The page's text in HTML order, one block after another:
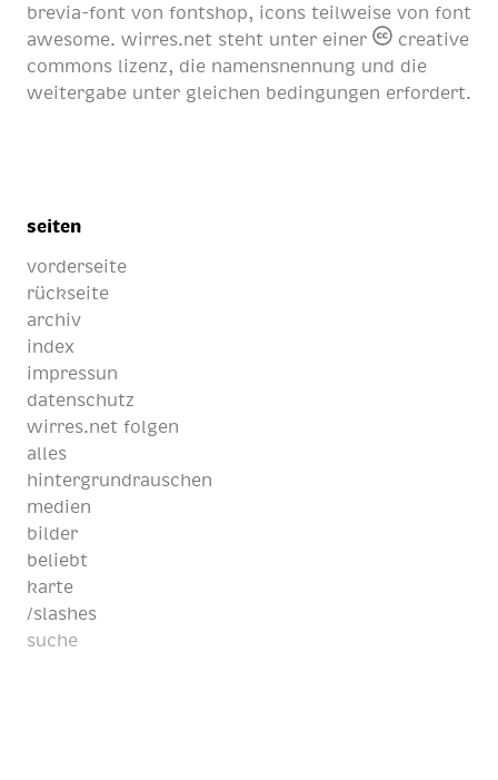
brevia-font von fontshop , icons teilweise von font
awesome . wirres.net steht unter einer
creative
commons lizenz , die namensnennung und die
weitergabe unter gleichen bedingungen erfordert.
seiten
vorderseite
rückseite
archiv
index
impressun
datenschutz
wirres.net folgen
alles
hintergrundrauschen
medien
bilder
beliebt
karte
/slashes